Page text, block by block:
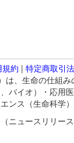
約 | 特定商取引
、生命の仕組
バイオ）・応
ンス（生命科学
ニュースリリ